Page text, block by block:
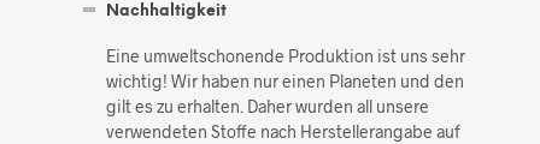
Nachhaltigkeit
Eine umweltschonende Produktion ist uns sehr
wichtig! Wir haben nur einen Planeten und den
gilt es zu erhalten. Daher wurden all unsere
verwendeten Stoffe nach Herstellerangabe auf